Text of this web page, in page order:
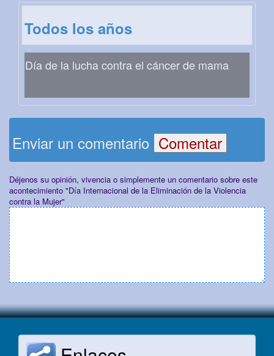
Todos los años
Día de la lucha contra el cáncer de mama
Enviar un comentario
Déjenos su opinión, vivencia o simplemente un comentario sobre este
acontecimiento "Día Internacional de la Eliminación de la Violencia
contra la Mujer"